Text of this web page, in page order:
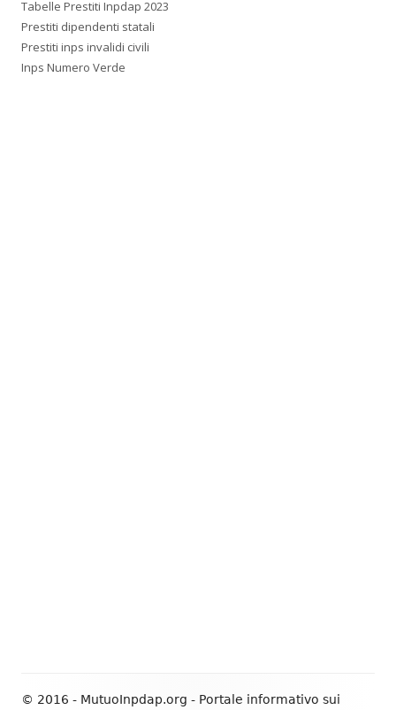
Tabelle Prestiti Inpdap 2023
Prestiti dipendenti statali
Prestiti inps invalidi civili
Inps Numero Verde
© 2016 - MutuoInpdap.org - Portale informativo sui